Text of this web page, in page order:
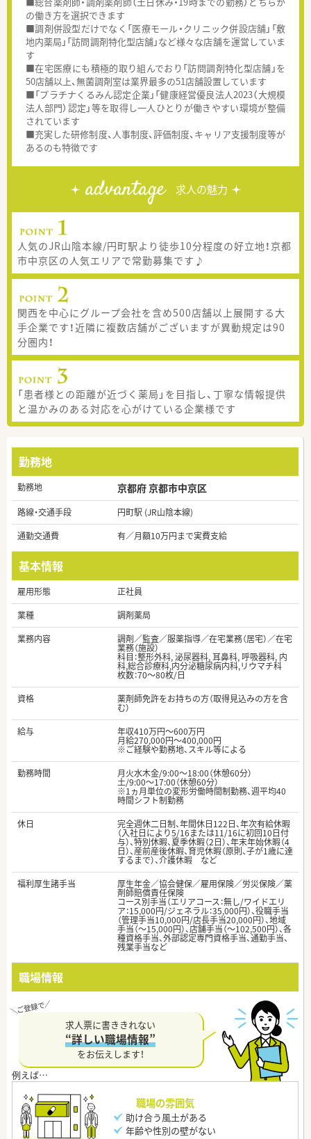
の働き方を選択できます
■調剤併設型だけでなく「医療モール・クリニック併設店舗」「敷
地内薬局」「訪問調剤特化型店舗」など様々な店舗を運営していま
す
■在宅医療にも積極的取り組んでおり「訪問調剤特化型店舗」を
50店舗以上、無菌調剤室は業界最多の51店舗設置しています
■「プラチナくるみん認定企業」「健康経営優良法人2023（大規模
法人部門）認定」等を取得し一人ひとりが働きやすい環境が整備
されています
■充実した研修制度、人事制度、評価制度、キャリア支援制度等が
あるのも特徴です
advantage 求人の魅力
人気のJR山陰本線/円町駅より徒歩10分程度の好立地！京都
市中京区の人気エリアで常勤募集です♪
関西を中心にグループ会社を含め500店舗以上展開する大
手企業です！近隣に複数店舗がございますが異動規定は90
分圏内！
「患者様との距離が近づく薬局」を目指し、丁寧な情報提供
と温かみのある対応を心がけている企業様です
勤務地
勤務地 京都府 京都市中京区
路線・交通手段
円町駅 (JR山陰本線)
通勤交通費
有／月額10万円まで実費支給
基本情報
雇用形態
正社員
業種
調剤薬局
業務内容
調剤／監査／服薬指導／在宅業務（居宅）／在宅
業務（施設）
科目：整形外科, 泌尿器科, 耳鼻科, 呼吸器科, 内
科,総合診療科,内分泌糖尿病内科,リウマチ科
枚数：70～80枚/日
資格
薬剤師免許をお持ちの方（取得見込みの方を含
む）
給与
年収410万円～600万円
月給270,000円～400,000円
※ご経験や勤務地、スキル等による
勤務時間
月火水木金/9:00～18:00（休憩60分）
土/9:00～17:00（休憩60分）
※1ヵ月単位の変形労働時間制勤務、週平均40
時間シフト制勤務
休日
完全週休二日制、年間休日122日、年次有給休暇
（入社日により5/16または11/16に初回10日付
与）、特別休暇、夏季休暇（2日）、年末年始休暇（4
日）、産前産後休暇、育児休暇（原則、子が1歳に達
するまで）、介護休暇 など
福利厚生諸手当
厚生年金／協会健保／雇用保険／労災保険／薬
剤師賠償責任保険
コース別手当（エリアコース：無し/ワイドエリ
ア：15,000円/ジェネラル：35,000円）、役職手当
（管理手当10,000円/店長手当20,000円）、地域
手当（～15,000円）、店舗手当（～102,500円）、各
種資格手当、外部認定専門資格手当、通勤手当、
残業手当など
職場情報
求人票に書ききれない
“詳しい職場情報”
をお伝えします！
職場の雰囲気
助け合う風土がある
年齢や性別の壁がない